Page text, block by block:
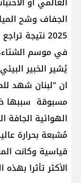
الجفاف وشح
2025 نتيجة
في موسم الشتاء،
ان "لبنان شهد
مسبوقة سببها
الهوائية الجافة
مُشبعة بحرارة
قياسية وكانت
الأكثر تأثرا